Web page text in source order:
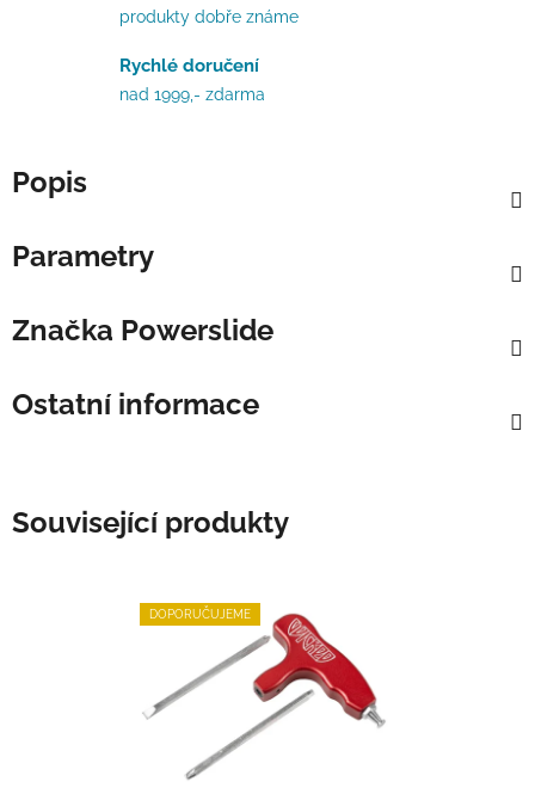
produkty dobře známe
Rychlé doručení
nad 1999,- zdarma
Popis
Parametry
Značka Powerslide
Ostatní informace
Související produkty
DOPORUČUJEME